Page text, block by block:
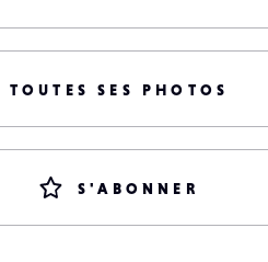
TOUTES SES PHOTOS
S'ABONNER